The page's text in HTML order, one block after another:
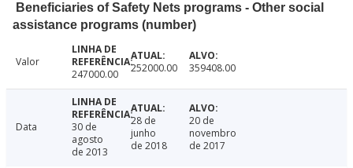
Beneficiaries of Safety Nets programs - Other social
assistance programs (number)
Valor
247000.00
252000.00 359408.00
Data
30 de
agosto
de 2013
28 de
junho
de 2018
20 de
novembro
de 2017